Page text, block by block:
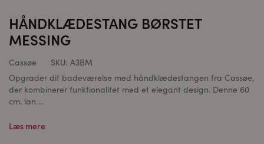
HÅNDKLÆDESTANG BØRSTET
MESSING
Cassøe SKU: A3BM
Opgrader dit badeværelse med håndklædestangen fra Cassøe,
der kombinerer funktionalitet med et elegant design. Denne 60
cm. lan ...
Læs mere